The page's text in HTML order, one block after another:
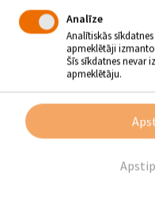
ANIMĀCIJAS
14.06 - 16.06 -
Jēkabpils
14.06., 15.06., 16.06.
“Gulivera atgriešanās”
vēstuli ar lūgumu
naidīgās kaimiņzemes
Analīze
Analītiskās
apmeklētāji
Šīs sīkdatnes nevar
apmeklētāju.